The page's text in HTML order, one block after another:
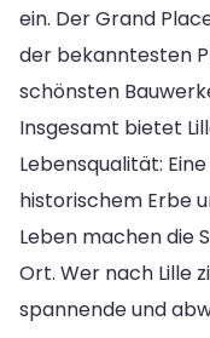
ein. Der Grand
der bekanntesten
schönsten
Insgesamt bietet
Lebensqualität:
historischem Erbe
Leben machen die
Ort. Wer nach Lille
spannende und